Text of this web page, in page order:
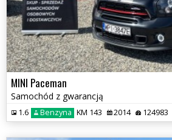
MINI Paceman
Samochód z gwarancją
1.6 Benzyna KM 143 2014 124983